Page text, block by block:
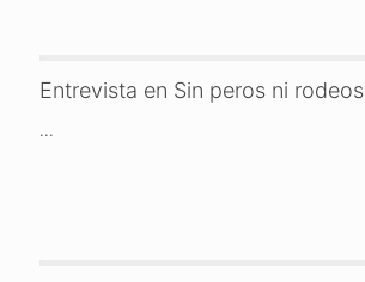
Entrevista en Sin peros ni rodeos
...